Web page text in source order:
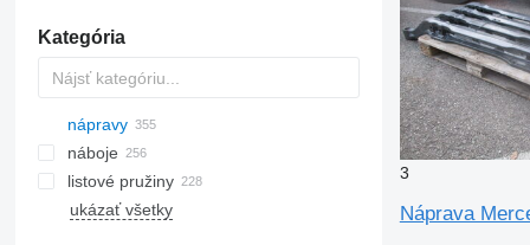
Kategória
nápravy
náboje
listové pružiny
ukázať všetky
3
Náprava